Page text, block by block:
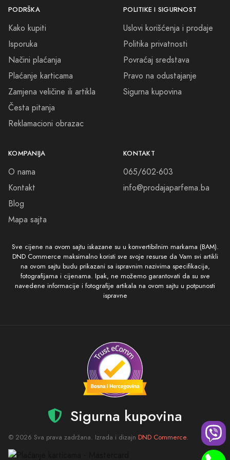
stranicu i istražite naš asortiman vrhunskih parfema. Prepustite se
zadovoljstvu otkrivanja novog mirisa i stvorite nezaboravne trenutke
sa našim parfemima.
PODRŠKA
Kako kupiti
Isporuka
Načini plaćanja
Plaćanje karticama
Zamjena veličine ili artikla
Česta pitanja
Reklamacioni obrazac
POLITIKE I SIGURNOST
Uslovi korišćenja i prodaje
Politika privatnosti
Povraćaj sredstava
Pravo na odustajanje
Sigurna kupovina
KOMPANIJA
O nama
Kontakt
Blog
Mapa sajta
KONTAKT
065/602-603
info@prodajaparfema.ba
Sve cijene na ovom sajtu iskazane su u konvertibilnim markama (BAM).
DND Commerce maksimalno koristi sve svoje resurse da Vam svi artikli
na ovom sajtu budu prikazani sa ispravnim nazivima specifikacija,
fotografijama i cijenama. Ipak, ne možemo garantovati da su sve
navedene informacije i fotografije artikala na ovom sajtu u potpunosti
ispravne
Sigurna kupovina
© 2026 Sva prava zadržana. Izrada i dizajn DND Commerce.